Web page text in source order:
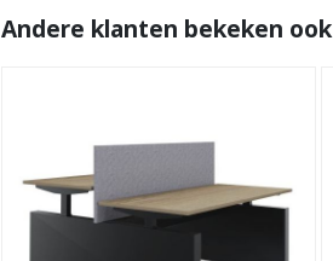
Andere klanten bekeken ook